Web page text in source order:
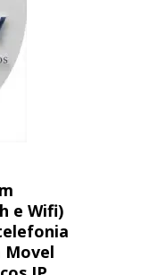
e Wifi)
Movel